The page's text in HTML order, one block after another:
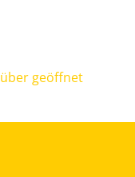
geöffnet